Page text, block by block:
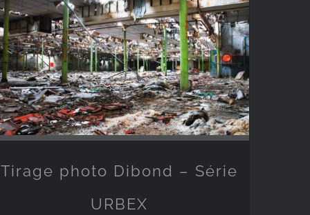
249€
Tirage photo Dibond – Série
URBEX